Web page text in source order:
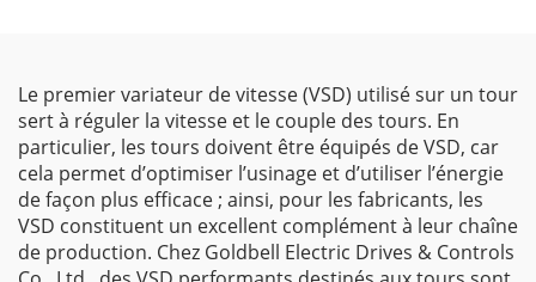
Le premier variateur de vitesse (VSD) utilisé sur un tour
sert à réguler la vitesse et le couple des tours. En
particulier, les tours doivent être équipés de VSD, car
cela permet d’optimiser l’usinage et d’utiliser l’énergie
de façon plus efficace ; ainsi, pour les fabricants, les
VSD constituent un excellent complément à leur chaîne
de production. Chez Goldbell Electric Drives & Controls